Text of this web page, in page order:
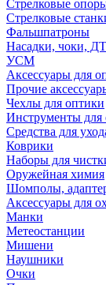
Стрелковые
Стрелковые
Фальшпатроны
Насадки, чоки,
УСМ
Аксессуары для
Прочие
Чехлы для оптики
Инструменты для
Средства для
Коврики
Наборы для
Оружейная химия
Шомполы,
Аксессуары для
Манки
Метеостанции
Мишени
Наушники
Очки